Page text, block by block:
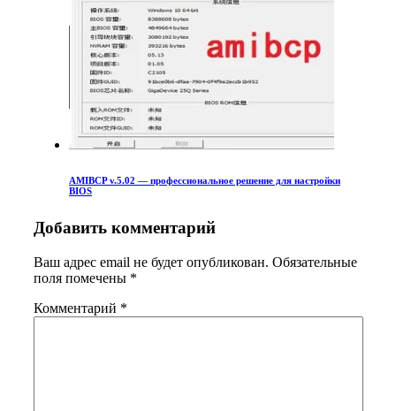
AMIBCP v.5.02 — профессиональное решение для настройки
BIOS
Добавить комментарий
Ваш адрес email не будет опубликован. Обязательные
поля помечены *
Комментарий *